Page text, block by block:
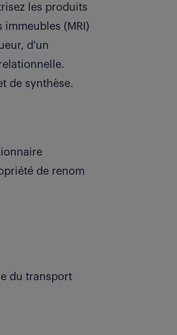
les produits
(MRI)
d'un
de synthèse.
de renom
du transport